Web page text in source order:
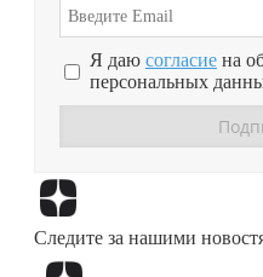
Я даю согласие на
персональных
Следите за нашими